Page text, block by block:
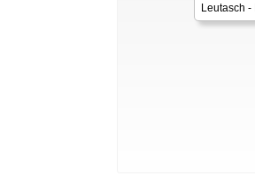
Leutasch -